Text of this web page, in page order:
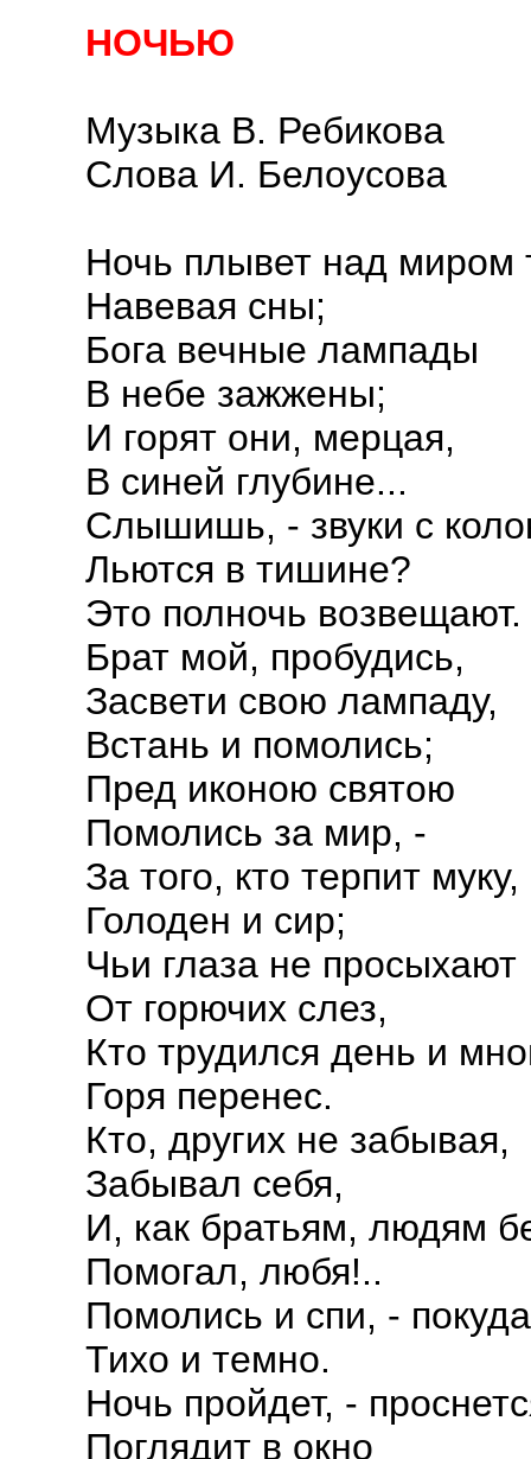
НОЧЬЮ
Музыка В. Ребикова
Слова И. Белоусова
Ночь плывет над миром
Навевая сны;
Бога вечные лампады
В небе зажжены;
И горят они, мерцая,
В синей глубине...
Слышишь, - звуки с
Льются в тишине?
Это полночь возвещают.
Брат мой, пробудись,
Засвети свою лампаду,
Встань и помолись;
Пред иконою святою
Помолись за мир, -
За того, кто терпит муку,
Голоден и сир;
Чьи глаза не просыхают
От горючих слез,
Кто трудился день и
Горя перенес.
Кто, других не забывая,
Забывал себя,
И, как братьям, людям
Помогал, любя!..
Помолись и спи, - покуда
Тихо и темно.
Ночь пройдет, -
Поглядит в окно